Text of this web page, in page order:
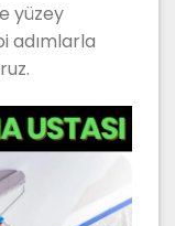
yüzey
adımlarla